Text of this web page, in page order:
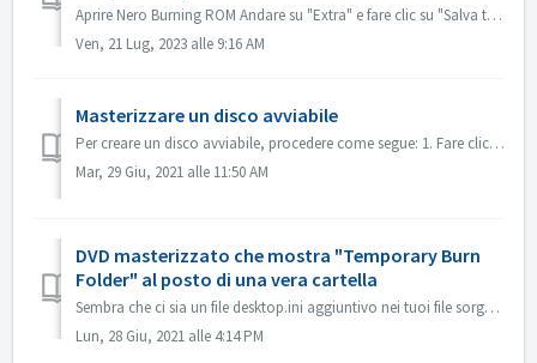
Aprire Nero Burning ROM Andare su "Extra" e fare clic su "Salva tracce audio". Nella scheda "sorgente", selezionare le trac...
Ven, 21 Lug, 2023 alle 9:16 AM
Masterizzare un disco avviabile
Per creare un disco avviabile, procedere come segue: 1. Fare clic sul pulsante Nuovo nella schermata principale di Nero Burning ROM. ->Si apre la finest...
Mar, 29 Giu, 2021 alle 11:50 AM
DVD masterizzato che mostra "Temporary Burn
Folder" al posto di una vera cartella
Sembra che ci sia un file desktop.ini aggiuntivo nei tuoi file sorgente. Explorer legge quel file e trova che questa particolare cartella ha un nome localiz...
Lun, 28 Giu, 2021 alle 4:14 PM